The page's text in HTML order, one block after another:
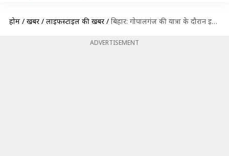
होम / खबरें / लाइफस्टाइल की खबरें / बिहार: गोपालगंज की यात्रा के दौरान इन 5 गतिविधियों का जरूर लें मजा
ADVERTISEMENT